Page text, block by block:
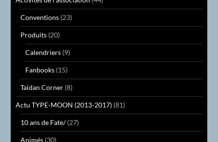
Conventions (23)
Produits (20)
Calendriers (9)
Fanbooks (15)
Taidan Corner (8)
Actu TYPE-MOON (2013-2017) (81)
10 ans de Fate/(27)
Animés (30)